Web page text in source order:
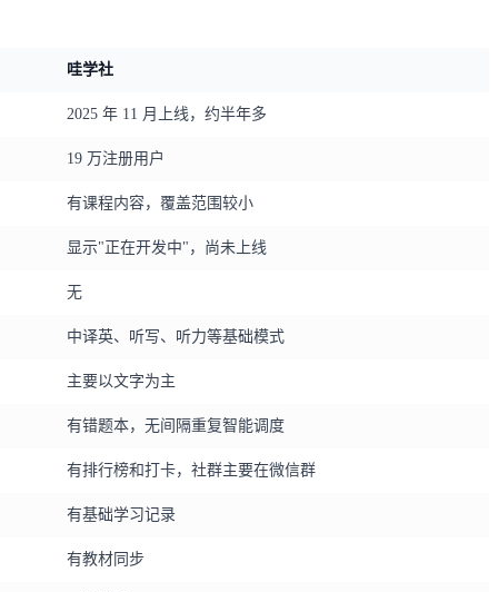
哇学社
2025 年 11 月上线，约半年多
19 万注册用户
有课程内容，覆盖范围较小
显示"正在开发中"，尚未上线
无
中译英、听写、听力等基础模式
主要以文字为主
有错题本，无间隔重复智能调度
有排行榜和打卡，社群主要在微信群
有基础学习记录
有教材同步